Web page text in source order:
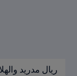
ريال مدريد